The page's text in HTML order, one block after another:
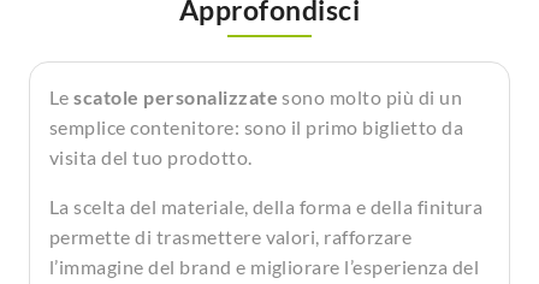
approfondisci
Lescatole personalizzate sono molto più di un
semplice contenitore: sono il primo biglietto da
visita del tuo prodotto.
La scelta del materiale, della forma e della finitura
permette di trasmettere valori, rafforzare
l’immagine del brand e migliorare l’esperienza del